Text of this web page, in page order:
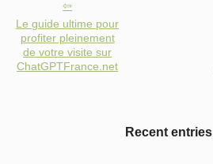
Le guide ultime pour
profiter pleinement
de votre visite sur
ChatGPTFrance.net
Recent entries